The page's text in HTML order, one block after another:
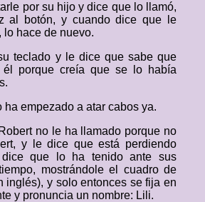
por su hijo y dice que lo llamó,
al botón, y cuando dice que le
hace de nuevo.
teclado y le dice que sabe que
porque creía que se lo había
ha empezado a atar cabos ya.
no le ha llamado porque no
y le dice que está perdiendo
que lo ha tenido ante sus
mostrándole el cuadro de
inglés), y solo entonces se fija en
y pronuncia un nombre: Lili.